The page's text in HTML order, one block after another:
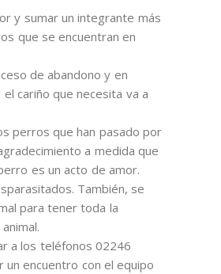
y sumar un integrante más
que se encuentran en
de abandono y en
cariño que necesita va a
perros que han pasado por
a medida que
es un acto de amor.
También, se
para tener toda la
a los teléfonos 02246
encuentro con el equipo